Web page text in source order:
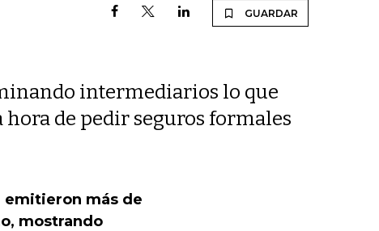
GUARDAR
intermediarios lo que
de pedir seguros formales
emitieron más de
mostrando